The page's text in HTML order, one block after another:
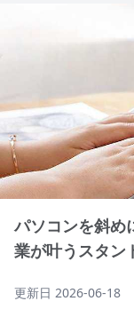
パソコンを斜め
業が叶うスタン
更新日 2026-06-18